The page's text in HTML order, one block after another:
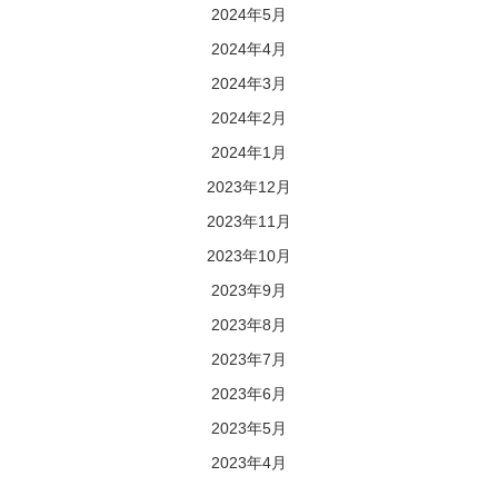
2024年5月
2024年4月
2024年3月
2024年2月
2024年1月
2023年12月
2023年11月
2023年10月
2023年9月
2023年8月
2023年7月
2023年6月
2023年5月
2023年4月